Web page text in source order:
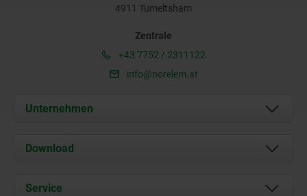
4911 Tumeltsham
Zentrale
+43 7752 / 2311122
info@norelem.at
Unternehmen
Über uns
Kontakt
Download
Dokumente
Service